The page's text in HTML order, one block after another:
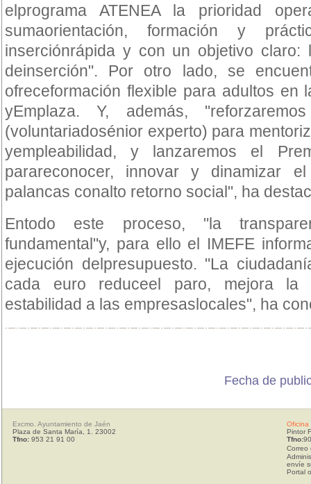
elprograma ATENEA la prioridad
sumaorientación, formación y
inserciónrápida y con un objetivo
deinserción". Por otro lado, se
ofreceformación flexible para adultos en
yEmplaza. Y, además,
(voluntariadosénior experto) para
yempleabilidad, y lanzaremos el
parareconocer, innovar y dinamizar
palancas conalto retorno social", ha
Entodo este proceso, "la
fundamental"y, para ello el IMEFE
ejecución delpresupuesto. "La
cada euro reduceel paro, mejora la
estabilidad a las empresaslocales", ha
Fecha de
Excmo. Ayuntamiento de Jaén
Plaza de Santa María, 1. 23002
Tfno: 953 21 91 00
Oficina
Pintor
Tfno:
Correo
envíe
Portal